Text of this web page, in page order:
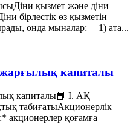
қызмет және діни
бiрлестiк өз қызметiн
онда мыналар: 1) ата...
капиталы
капиталы📘 I. АҚ
табиғатыАкционерлік
акционерлер қоғамға